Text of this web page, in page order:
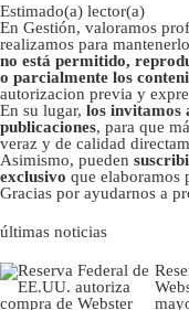
Estimado(a) lector(a)
En Gestión, valoramos
realizamos para
no está permitido,
o parcialmente los
autorizacion previa y
En su lugar, los invitamos
publicaciones, para que
veraz y de calidad
Asimismo, pueden
exclusivo que elaboramos
Gracias por ayudarnos a
últimas noticias